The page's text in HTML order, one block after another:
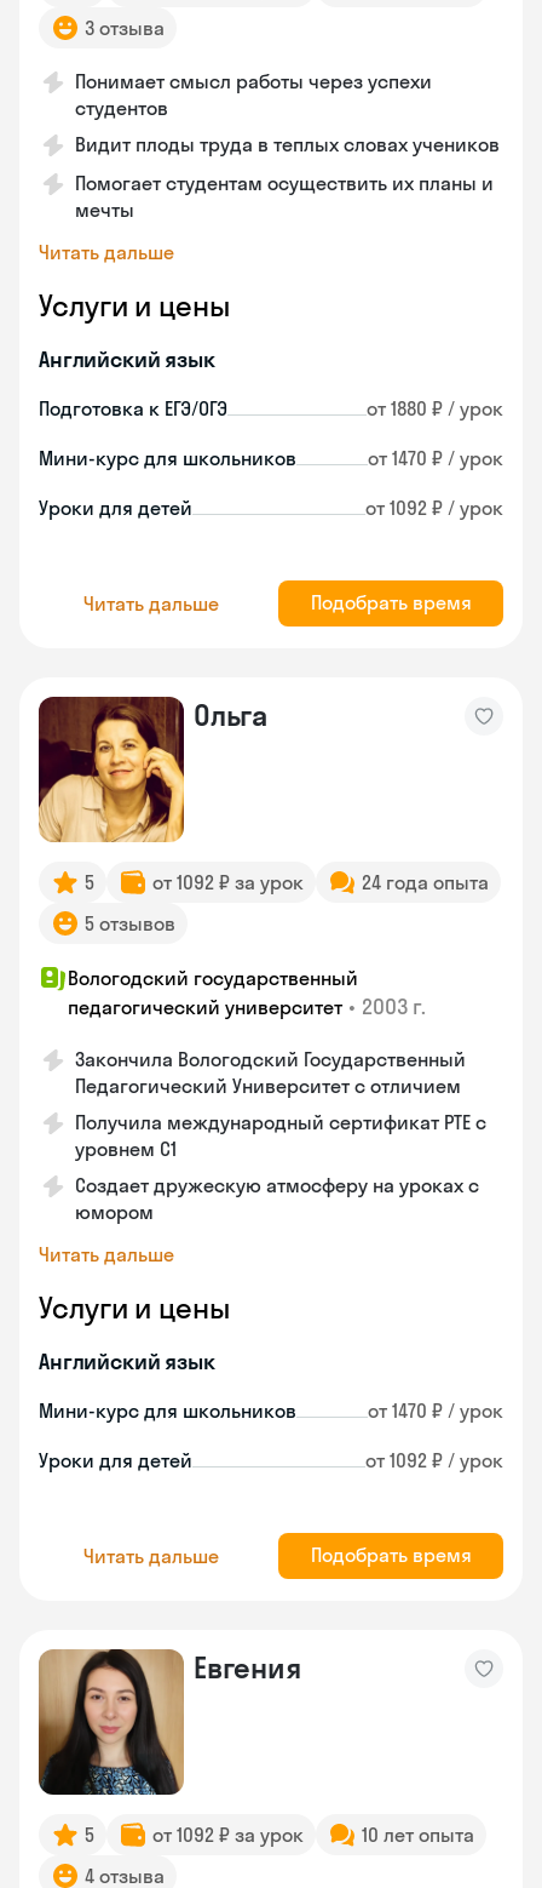
3 отзыва
Понимает смысл работы через успехи
студентов
Видит плоды труда в теплых словах учеников
Помогает студентам осуществить их планы и
мечты
Читать дальше
Услуги и цены
Английский язык
Подготовка к ЕГЭ/ОГЭ от 1880 ₽ / урок
Мини-курс для школьников от 1470 ₽ / урок
Уроки для детей от 1092 ₽ / урок
Читать дальше Подобрать время
Ольга
5 от 1092 ₽ за урок
24 года опыта
5 отзывов
Вологодский государственный
педагогический университет • 2003 г.
Закончила Вологодский Государственный
Педагогический Университет с отличием
Получила международный сертификат PTE с
уровнем C1
Создает дружескую атмосферу на уроках с
юмором
Читать дальше
Услуги и цены
Английский язык
Мини-курс для школьников от 1470 ₽ / урок
Уроки для детей от 1092 ₽ / урок
Читать дальше Подобрать время
Евгения
5 от 1092 ₽ за урок
10 лет опыта
4 отзыва